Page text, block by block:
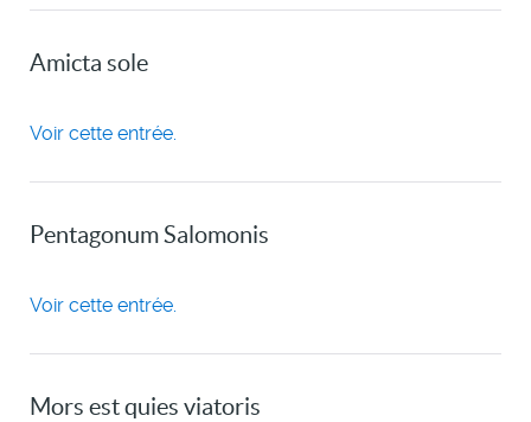
Amicta sole
Voir cette entrée.
Pentagonum Salomonis
Voir cette entrée.
Mors est quies viatoris